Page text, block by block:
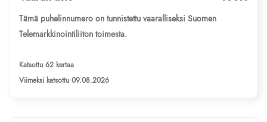
Tämä puhelinnumero on tunnistettu vaaralliseksi Suomen
Telemarkkinointiliiton toimesta.
Katsottu 62 kertaa
Viimeksi katsottu 09.08.2026